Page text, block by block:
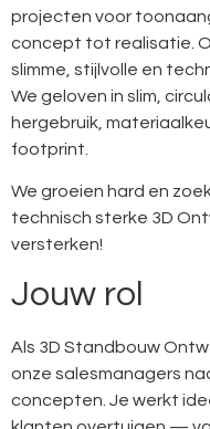
projecten voor
concept tot realisatie.
slimme, stijlvolle en
We geloven in slim,
hergebruik,
footprint.
We groeien hard en
technisch sterke 3D
versterken!
Jouw rol
Als 3D Standbouw
onze salesmanagers
concepten. Je werkt